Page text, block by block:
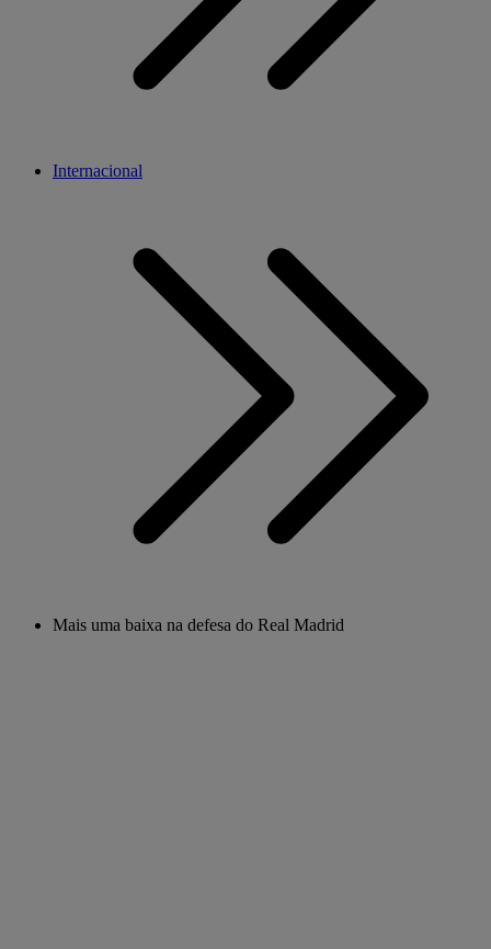
Internacional
Mais uma baixa na defesa do Real Madrid